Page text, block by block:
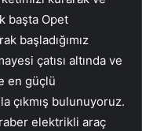
başta Opet
başladığımız
çatısı altında ve
en güçlü
çıkmış bulunuyoruz.
elektrikli araç